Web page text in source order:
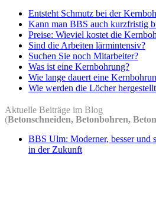
Entsteht Schmutz bei der
Kann man BBS auch kurzfristig
Preise: Wieviel kostet die
Sind die Arbeiten lärmintensiv?
Suchen Sie noch Mitarbeiter?
Was ist eine Kernbohrung?
Wie lange dauert eine
Wie werden die Löcher
Aktuelle Beiträge im Blog
(Betonschneiden, Betonbohren,
BBS Ulm: Moderner, besser und
in der Zukunft